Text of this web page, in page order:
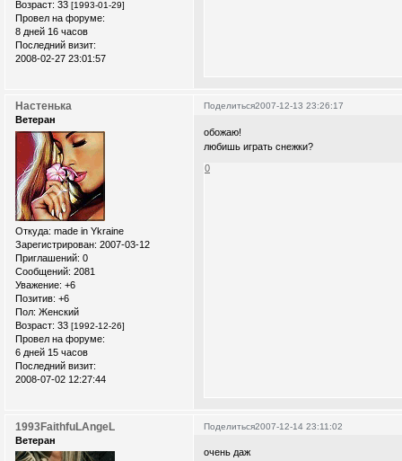
Возраст: 33 [1993-01-29]
Провел на форуме:
8 дней 16 часов
Последний визит:
2008-02-27 23:01:57
Поделиться2007-12-13 23:26:17
Настенька
Ветеран
Откуда: made in Ykraine
Зарегистрирован: 2007-03-12
Приглашений: 0
Сообщений: 2081
Уважение: +6
Позитив: +6
Пол: Женский
Возраст: 33 [1992-12-26]
Провел на форуме:
6 дней 15 часов
Последний визит:
2008-07-02 12:27:44
обожаю!
любишь играть снежки?
0
Поделиться2007-12-14 23:11:02
1993FaithfuLAngeL
Ветеран
очень даж